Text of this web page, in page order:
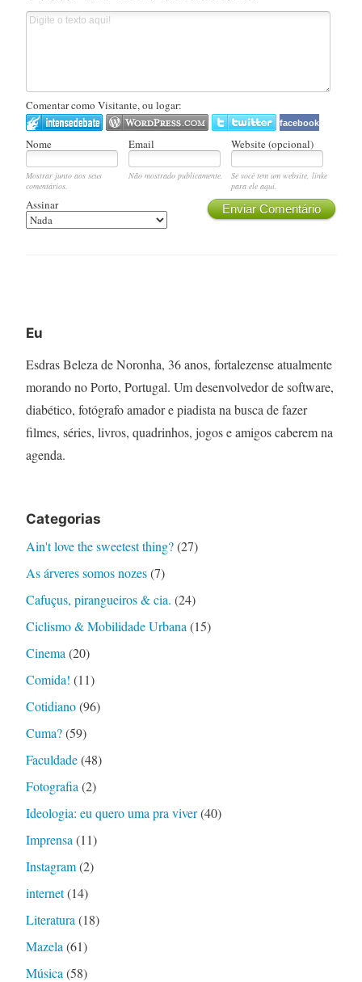
Comentar como Visitante, ou logar:
facebook
Nome Email Website (opcional)
Mostrar junto aos seus
comentários.
Não mostrado publicamente.
Se você tem um website, linke
para ele aqui.
Enviar Comentário
Assinar
Eu
Esdras Beleza de Noronha, 36 anos, fortalezense atualmente
morando no Porto, Portugal. Um desenvolvedor de software,
diabético, fotógrafo amador e piadista na busca de fazer
filmes, séries, livros, quadrinhos, jogos e amigos caberem na
agenda.
Categorias
Ain't love the sweetest thing?(27)
As árveres somos nozes(7)
Cafuçus, pirangueiros & cia. (24)
Ciclismo & Mobilidade Urbana (15)
Cinema (20)
Comida! (11)
Cotidiano(96)
Cuma?(59)
Faculdade(48)
Fotografia (2)
Ideologia: eu quero uma pra viver(40)
Imprensa (11)
Instagram(2)
internet(14)
Literatura (18)
Mazela (61)
Música (58)